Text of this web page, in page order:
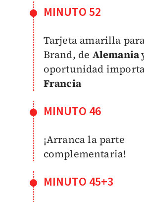
MINUTO 52
Tarjeta amarilla
Brand, de Alemania
oportunidad
Francia
MINUTO 46
¡Arranca la parte
complementaria!
MINUTO 45+3